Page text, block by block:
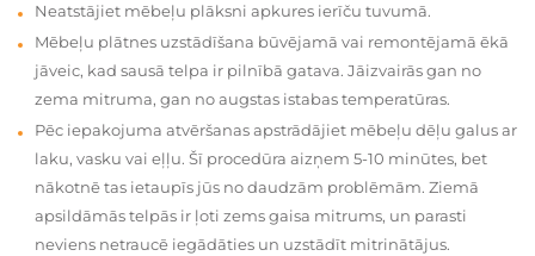
Neatstājiet mēbeļu plāksni apkures ierīču tuvumā.
Mēbeļu plātnes uzstādīšana būvējamā vai remontējamā ēkā
jāveic, kad sausā telpa ir pilnībā gatava. Jāizvairās gan no
zema mitruma, gan no augstas istabas temperatūras.
Pēc iepakojuma atvēršanas apstrādājiet mēbeļu dēļu galus ar
laku, vasku vai eļļu. Šī procedūra aizņem 5-10 minūtes, bet
nākotnē tas ietaupīs jūs no daudzām problēmām. Ziemā
apsildāmās telpās ir ļoti zems gaisa mitrums, un parasti
neviens netraucē iegādāties un uzstādīt mitrinātājus.